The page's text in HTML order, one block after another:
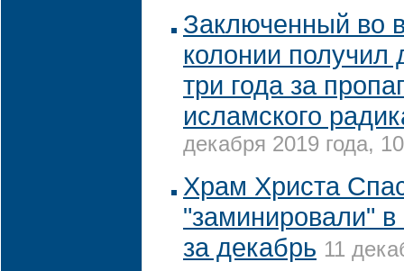
Заключенный во
колонии получил
три года за
исламского
декабря 2019 года,
Храм Христа
"заминировали" в
за декабрь 11